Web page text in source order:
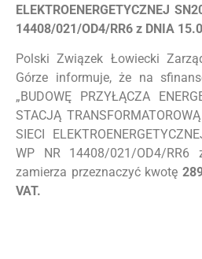
ELEKTROENERGETYCZNEJ
14408/021/OD4/RR6 z DNIA
Polski Związek Łowiecki
Górze informuje, że na
„BUDOWĘ PRZYŁĄCZA
STACJĄ
SIECI
WP NR 14408/021/OD4/RR6
zamierza przeznaczyć kwotę
VAT.